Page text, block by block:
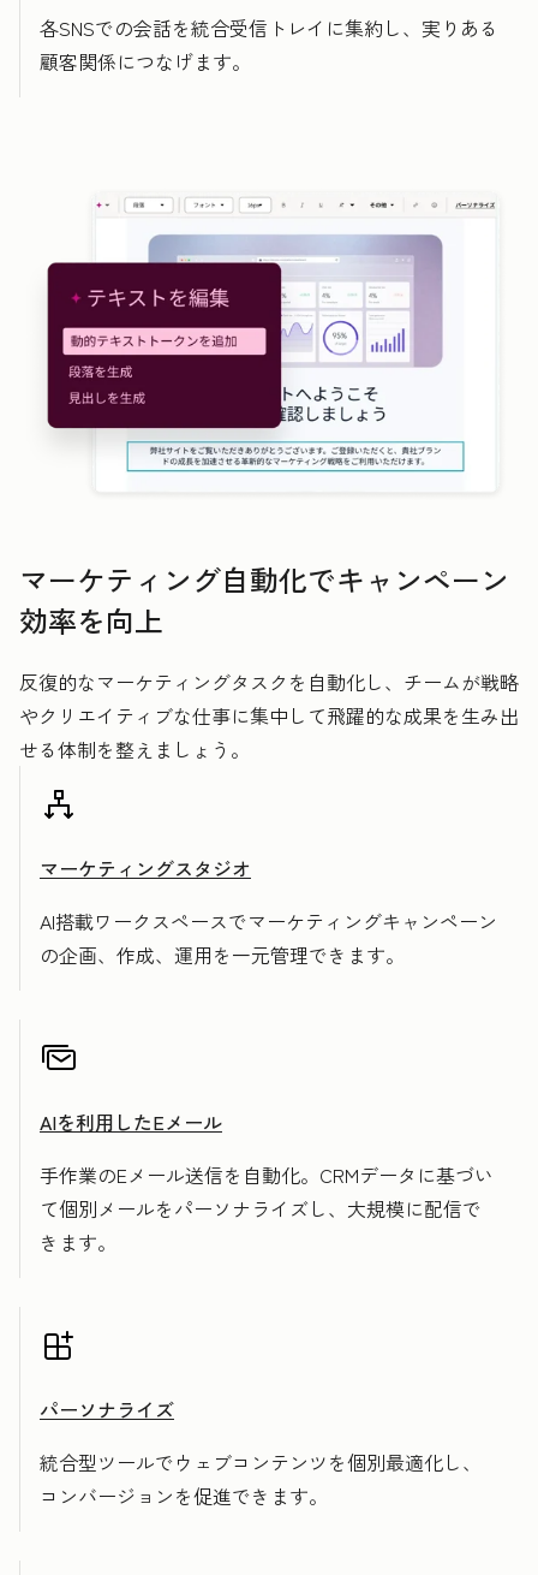
各SNSでの会話を統合受信トレイに集約し、実りある
顧客関係につなげます。
マーケティング自動化でキャンペーン
効率を向上
反復的なマーケティングタスクを自動化し、チームが戦略
やクリエイティブな仕事に集中して飛躍的な成果を生み出
せる体制を整えましょう。
マーケティングスタジオ
AI搭載ワークスペースでマーケティングキャンペーン
の企画、作成、運用を一元管理できます。
AIを利用したEメール
手作業のEメール送信を自動化。CRMデータに基づい
て個別メールをパーソナライズし、大規模に配信で
きます。
パーソナライズ
統合型ツールでウェブコンテンツを個別最適化し、
コンバージョンを促進できます。